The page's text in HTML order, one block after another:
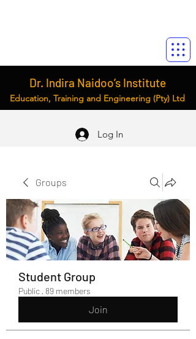
Dr. Indira Naidoo’s Institute
Education, Training and Engineering (Pty) Ltd
Log In
Groups
Student Group
Public · 89 members
Join